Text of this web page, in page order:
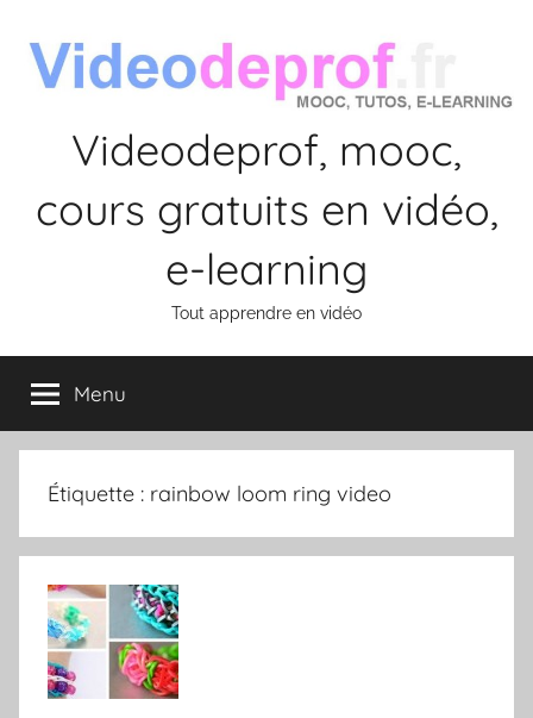
contenu
Videodeprof, mooc,
cours gratuits en vidéo,
e-learning
Tout apprendre en vidéo
Menu
Étiquette : rainbow loom ring video